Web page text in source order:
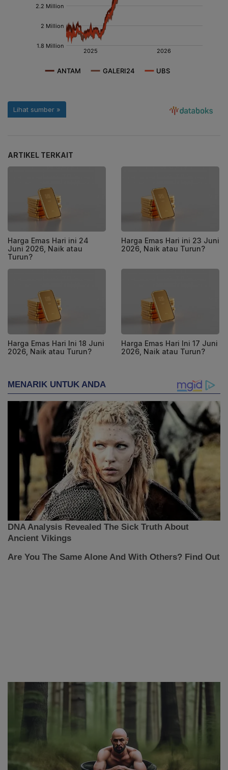
ARTIKEL TERKAIT
Harga Emas Hari ini 24
Juni 2026, Naik atau
Turun?
Harga Emas Hari ini 23 Juni
2026, Naik atau Turun?
Harga Emas Hari Ini 18 Juni
2026, Naik atau Turun?
Harga Emas Hari Ini 17 Juni
2026, Naik atau Turun?